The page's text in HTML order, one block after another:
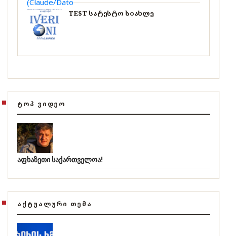
TEST სატესტო სიახლე
ᲢᲝᲞ ᲕᲘᲓᲔᲝ
აფხაზეთი საქართველოა!
ᲐᲥᲢᲣᲐᲚᲣᲠᲘ ᲗᲔᲛᲐ